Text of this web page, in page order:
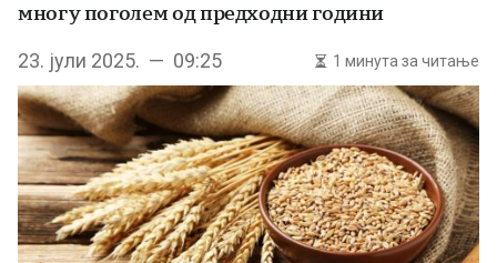
многу поголем од предходни години
23. јули 2025. — 09:25 1 минута за читање